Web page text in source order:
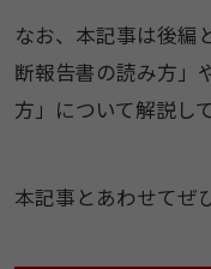
なお、本記事は後編
断報告書の読み方」
方」について解説し
本記事とあわせてぜ